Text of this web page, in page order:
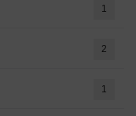
1
2
1